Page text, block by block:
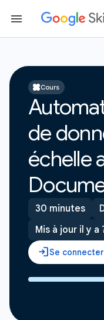
Cours
de
échelle
30 minutes
Mis à jour il y a